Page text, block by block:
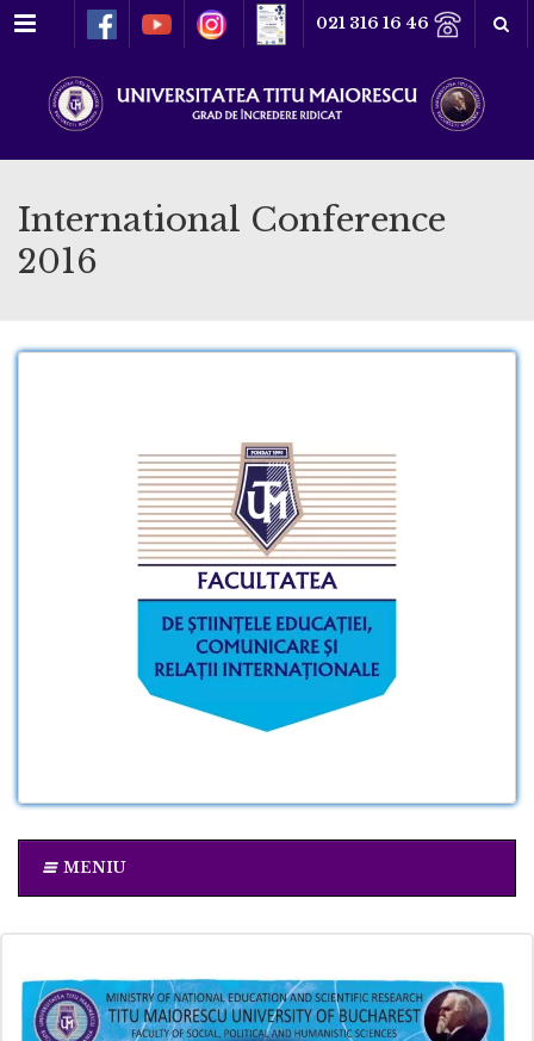
Meniu 021 316 16 46
International Conference
2016
MENIU